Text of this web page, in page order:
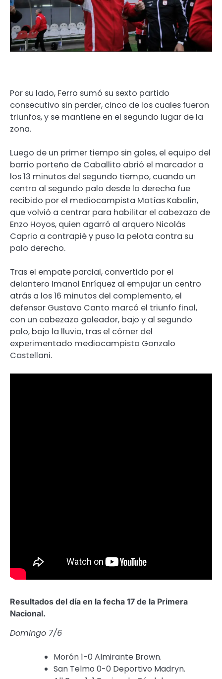
Por su lado, Ferro sumó su sexto partido
consecutivo sin perder, cinco de los cuales fueron
triunfos, y se mantiene en el segundo lugar de la
zona.
Luego de un primer tiempo sin goles, el equipo del
barrio porteño de Caballito abrió el marcador a
los 13 minutos del segundo tiempo, cuando un
centro al segundo palo desde la derecha fue
recibido por el mediocampista Matías Kabalin,
que volvió a centrar para habilitar el cabezazo de
Enzo Hoyos, quien agarró al arquero Nicolás
Caprio a contrapié y puso la pelota contra su
palo derecho.
Tras el empate parcial, convertido por el
delantero Imanol Enríquez al empujar un centro
atrás a los 16 minutos del complemento, el
defensor Gustavo Canto marcó el triunfo final,
con un cabezazo goleador, bajo y al segundo
palo, bajo la lluvia, tras el córner del
experimentado mediocampista Gonzalo
Castellani.
Resultados del día en la fecha 17 de la Primera
Nacional.
Domingo 7/6
Morón 1-0 Almirante Brown.
San Telmo 0-0 Deportivo Madryn.